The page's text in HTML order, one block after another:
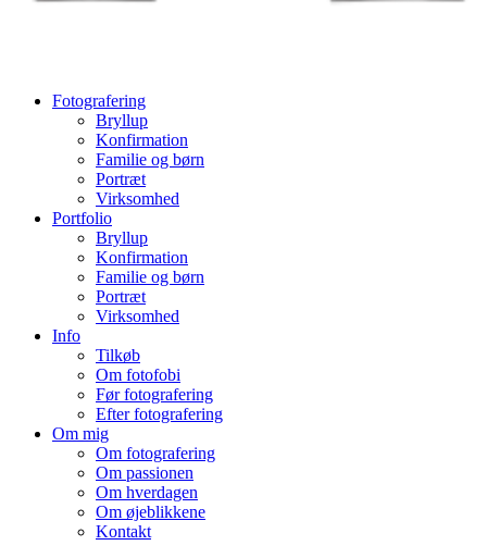
Fotografering
Bryllup
Konfirmation
Familie og børn
Portræt
Virksomhed
Portfolio
Bryllup
Konfirmation
Familie og børn
Portræt
Virksomhed
Info
Tilkøb
Om fotofobi
Før fotografering
Efter fotografering
Om mig
Om fotografering
Om passionen
Om hverdagen
Om øjeblikkene
Kontakt